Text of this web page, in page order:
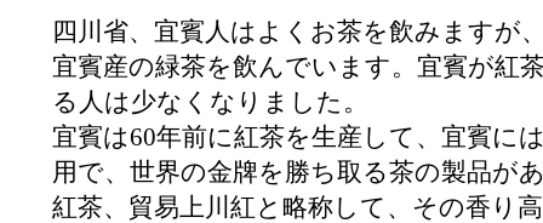
四川省、宜賓人はよくお茶を飲みますが
宜賓産の緑茶を飲んでいます。宜賓が紅
る人は少なくなりました。
宜賓は60年前に紅茶を生産して、宜賓に
用で、世界の金牌を勝ち取る茶の製品が
紅茶、貿易上川紅と略称して、その香り